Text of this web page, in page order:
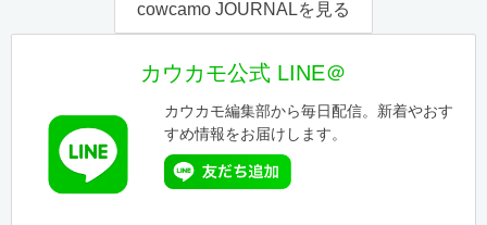
cowcamo JOURNALを見る
カウカモ公式 LINE＠
カウカモ編集部から毎日配信。新着やおす
すめ情報をお届けします。